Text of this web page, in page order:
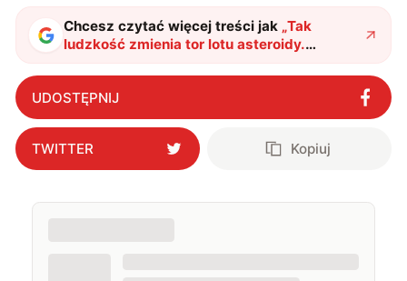
także uprawiać oraz oglądać sport.
Chcesz czytać więcej treści jak „Tak
ludzkość zmienia tor lotu asteroidy.
Pojawiły się wyjątkowe nagrania"?
UDOSTĘPNIJ
TWITTER Kopiuj